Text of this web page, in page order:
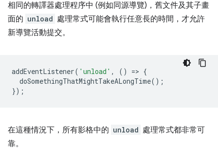
相同的轉譯器處理程序中 (例如同源導覽)，舊文件及其子畫
面的 unload 處理常式可能會執行任意長的時間，才允許
新導覽活動提交。
addEventListener( 'unload' , () => {
doSomethingThatMightTakeALongTime();
});
在這種情況下，所有影格中的 unload 處理常式都非常可
靠。